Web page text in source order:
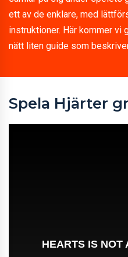
ett av de enklare, med
instruktioner. Här kommer vi
nätt liten guide som
Spela Hjärter